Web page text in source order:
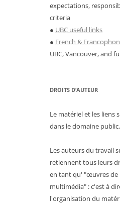
expectations,
criteria
● UBC useful links
● French &
UBC, Vancouver, and
DROITS D’AUTEUR
Le matériel et les liens
dans le domaine
Les auteurs du travail
retiennent tous leurs
en tant qu' "œuvres de
multimédia" : c'est à
l'organisation du